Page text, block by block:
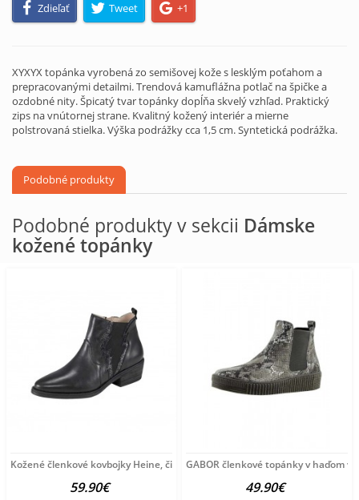
Zdieľať Tweet +1
XYXYX topánka vyrobená zo semišovej kože s lesklým poťahom a
prepracovanými detailmi. Trendová kamuflážna potlač na špičke a
ozdobné nity. Špicatý tvar topánky dopĺňa skvelý vzhľad. Praktický
zips na vnútornej strane. Kvalitný kožený interiér a mierne
polstrovaná stielka. Výška podrážky cca 1,5 cm. Syntetická podrážka.
Podobné produkty
Podobné produkty v sekcii Dámske
kožené topánky
Kožené členkové kovbojky Heine, čierna
59.90€
GABOR členkové topánky v haďom
49.90€